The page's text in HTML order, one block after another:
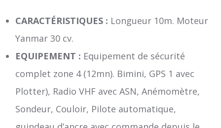
CARACTÉRISTIQUES : Longueur 10m. Moteur
Yanmar 30 cv.
EQUIPEMENT : Equipement de sécurité
complet zone 4 (12mn). Bimini, GPS 1 avec
Plotter), Radio VHF avec ASN, Anémomètre,
Sondeur, Couloir, Pilote automatique,